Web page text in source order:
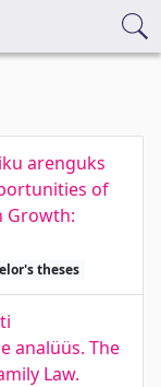
arenguks
of
Growth:
theses
analüüs. The
Law.